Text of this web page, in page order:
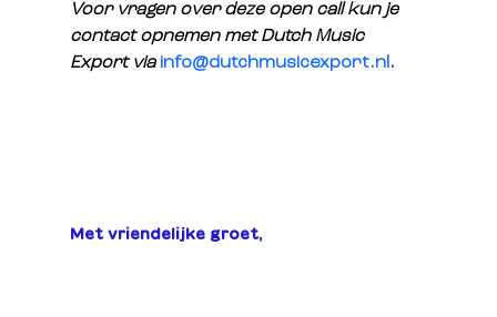
Voor vragen over deze open call kun je
contact opnemen met Dutch Music
Export via info@dutchmusicexport.nl .
Met vriendelijke groet,